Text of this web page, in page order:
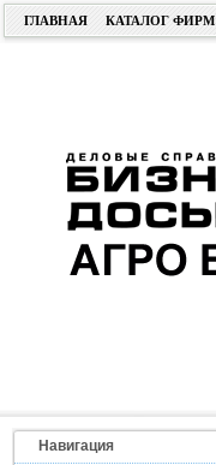
ГЛАВНАЯ КАТАЛОГ ФИРМ
Навигация